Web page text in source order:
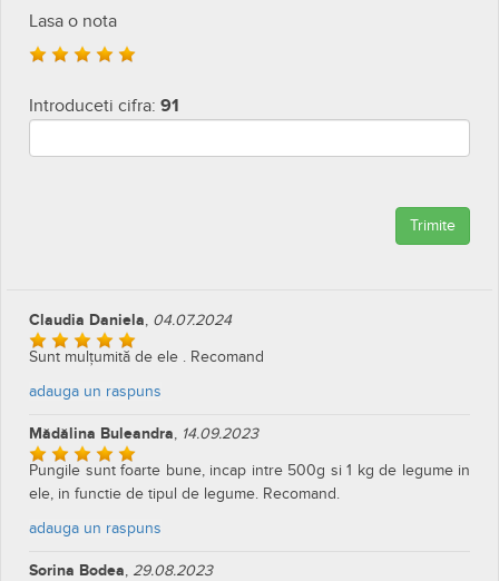
Lasa o nota
Introduceti cifra: 91
Trimite
Claudia Daniela, 04.07.2024
Sunt mulțumită de ele . Recomand
adauga un raspuns
Mădălina Buleandra, 14.09.2023
Pungile sunt foarte bune, incap intre 500g si 1 kg de legume in
ele, in functie de tipul de legume. Recomand.
adauga un raspuns
Sorina Bodea, 29.08.2023